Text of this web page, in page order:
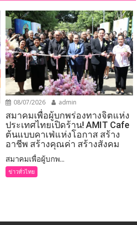
08/07/2026 admin
สมาคมเพื่อผู้บกพร่องทางจิตแห่ง
ประเทศไทยเปิดร้าน! AMIT Cafe
ต้นแบบคาเฟ่แห่งโอกาส สร้าง
อาชีพ สร้างคุณค่า สร้างสังคม
สมาคมเพื่อผู้บกพ...
ข่าวทั่วไทย